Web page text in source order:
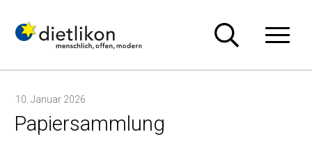
Papiersammlung
10. Januar 2026